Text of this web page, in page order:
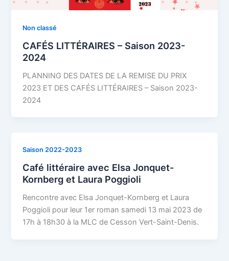
Non classé
CAFÉS LITTÉRAIRES – Saison 2023-
2024
PLANNING DES DATES DE LA REMISE DU PRIX
2023 ET DES CAFÉS LITTÉRAIRES – Saison 2023-
2024
Saison 2022-2023
Café littéraire avec Elsa Jonquet-
Kornberg et Laura Poggioli
Rencontre avec Elsa Jonquet-Kornberg et Laura
Poggioli pour leur 1er roman samedi 13 mai 2023 de
17h à 18h30 à la MLC de Cesson Vert-Saint-Denis.